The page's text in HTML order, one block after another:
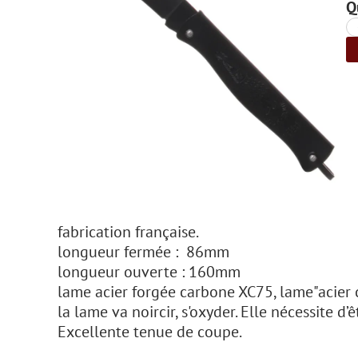
fabrication française.
longueur fermée : 86mm
longueur ouverte : 160mm
lame acier forgée carbone XC75, lame"acier
la lame va noircir, s'oxyder. Elle nécessite
Excellente tenue de coupe.